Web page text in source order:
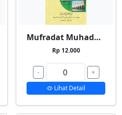
Mufradat Muhadatsah
Rp 12.000
-
+
Lihat Detail